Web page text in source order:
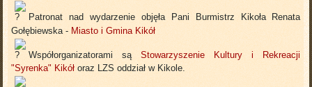
Patronat nad wydarzenie objęła Pani Burmistrz Kikoła Renata
Gołębiewska - Miasto i Gmina Kikół
Współorganizatorami sąStowarzyszenie Kultury i Rekreacji
"Syrenka" Kikół oraz LZS oddział w Kikole.